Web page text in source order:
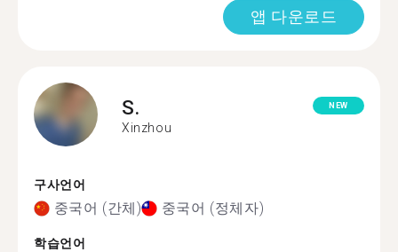
앱 다운로드
S.
Xinzhou
NEW
구사언어
중국어 (간체) 중국어 (정체자)
학습언어